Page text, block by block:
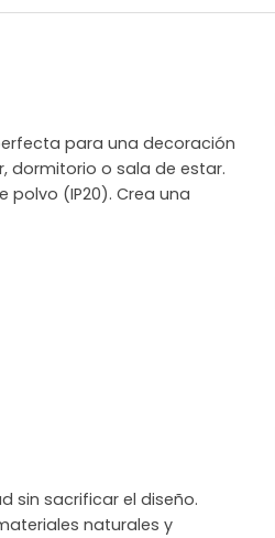
para una decoración
dormitorio o sala de estar.
polvo (IP20). Crea una
sin sacrificar el diseño.
naturales y